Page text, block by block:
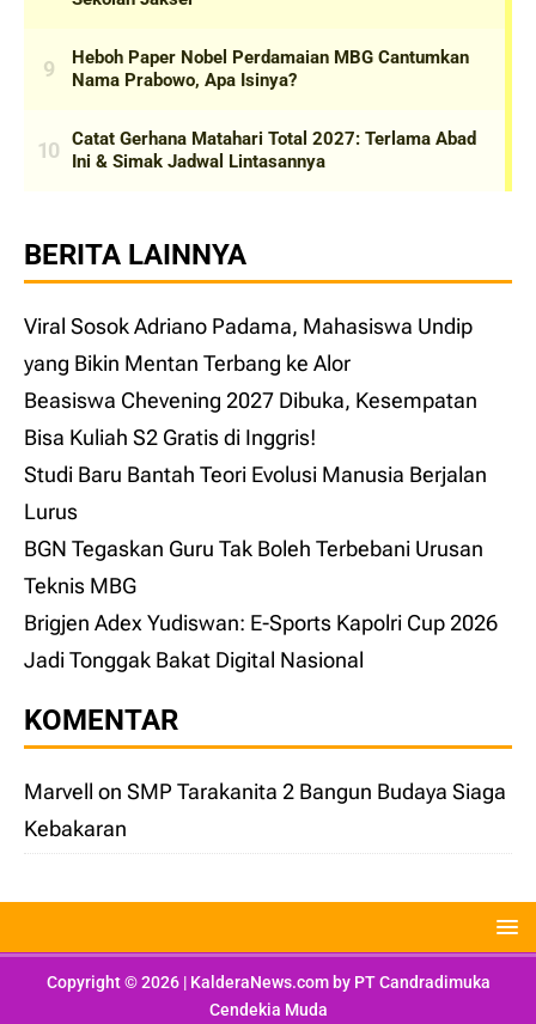
BERITA LAINNYA
Viral Sosok Adriano Padama, Mahasiswa Undip
yang Bikin Mentan Terbang ke Alor
Beasiswa Chevening 2027 Dibuka, Kesempatan
Bisa Kuliah S2 Gratis di Inggris!
Studi Baru Bantah Teori Evolusi Manusia Berjalan
Lurus
BGN Tegaskan Guru Tak Boleh Terbebani Urusan
Teknis MBG
Brigjen Adex Yudiswan: E-Sports Kapolri Cup 2026
Jadi Tonggak Bakat Digital Nasional
KOMENTAR
Marvell on SMP Tarakanita 2 Bangun Budaya Siaga
Kebakaran
Copyright © 2026 | KalderaNews.com by PT Candradimuka
Cendekia Muda